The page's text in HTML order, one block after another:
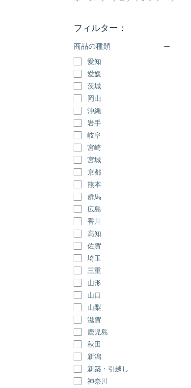
フィルター：
商品の種類
愛知
愛媛
茨城
岡山
沖縄
岩手
岐阜
宮崎
宮城
京都
熊本
群馬
広島
香川
高知
佐賀
埼玉
三重
山形
山口
山梨
滋賀
鹿児島
秋田
新潟
新築・引越し
神奈川